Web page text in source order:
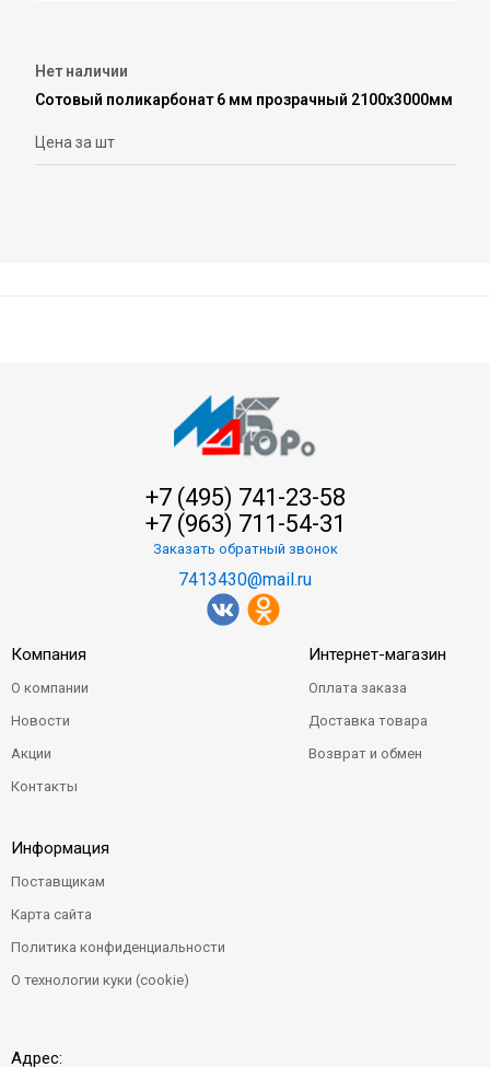
Нет наличии
Сотовый поликарбонат 6 мм прозрачный 2100х3000мм
Цена за шт
+7 (495) 741-23-58
+7 (963) 711-54-31
Заказать обратный звонок
7413430@mail.ru
Компания
О компании
Новости
Акции
Контакты
Интернет-магазин
Оплата заказа
Доставка товара
Возврат и обмен
Информация
Поставщикам
Карта сайта
Политика конфиденциальности
О технологии куки (cookie)
Адрес: